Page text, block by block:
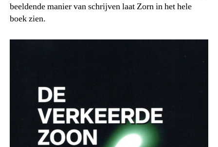
beeldende manier van schrijven laat Zorn in het hele
boek zien.